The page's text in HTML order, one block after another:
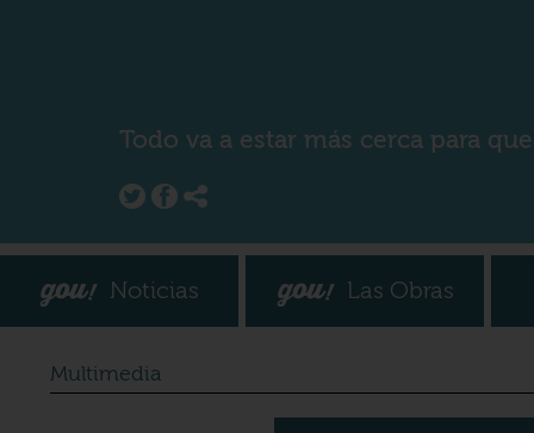
Todo va a estar más cerca para
Noticias Las Obras
Multimedia